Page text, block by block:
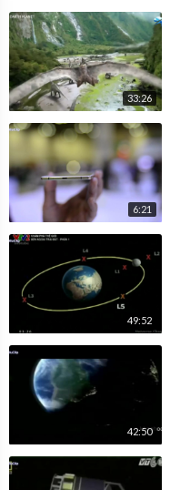
33:26
6:21
49:52
42:50